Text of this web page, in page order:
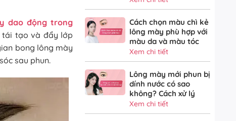
dao động trong
tạo và đẩy lớp
bong lông mày
sau phun.
Cách chọn màu chì kẻ
lông mày phù hợp với
màu da và màu tóc
Xem chi tiết
Lông mày mới phun bị
dính nước có sao
không? Cách xử lý
Xem chi tiết